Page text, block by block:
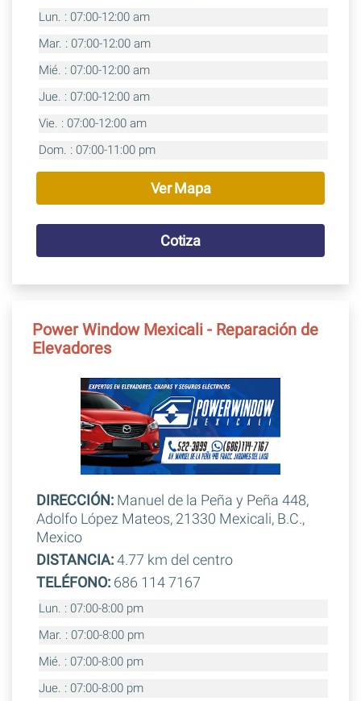
Lun. : 07:00-12:00 am
Mar. : 07:00-12:00 am
Mié. : 07:00-12:00 am
Jue. : 07:00-12:00 am
Vie. : 07:00-12:00 am
Dom. : 07:00-11:00 pm
Ver Mapa
Cotiza
Power Window Mexicali - Reparación de
Elevadores
DIRECCIÓN:Manuel de la Peña y Peña 448,
Adolfo López Mateos, 21330 Mexicali, B.C.,
Mexico
DISTANCIA:4.77 km del centro
TELÉFONO:686 114 7167
Lun. : 07:00-8:00 pm
Mar. : 07:00-8:00 pm
Mié. : 07:00-8:00 pm
Jue. : 07:00-8:00 pm